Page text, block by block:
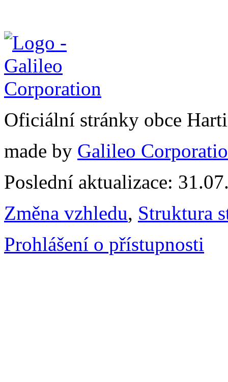
Oficiální stránky obce
made by Galileo
Poslední aktualizace:
Změna vzhledu, Struktura
Prohlášení o přístupnosti